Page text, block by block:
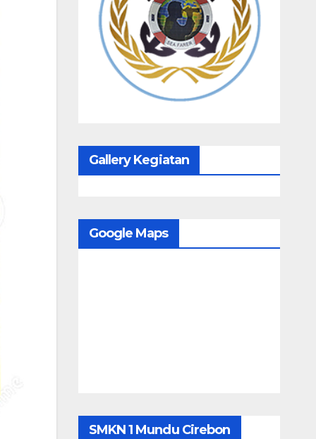
Gallery Kegiatan
Google Maps
SMKN 1 Mundu Cirebon